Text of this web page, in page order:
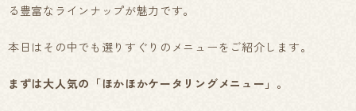
る豊富なラインナップが魅力です。
本日はその中でも選りすぐりのメニューをご紹介します。
まずは大人気の「ほかほかケータリングメニュー」。